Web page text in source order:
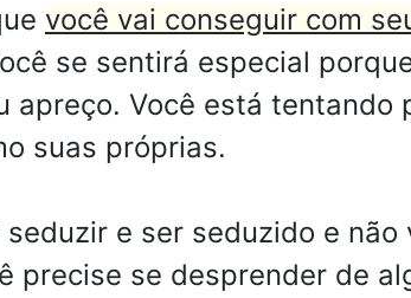
você vai conseguir com
se sentirá especial
Você está tentando
suas próprias.
e ser seduzido e não
precise se desprender de